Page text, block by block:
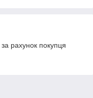
рахунок покупця